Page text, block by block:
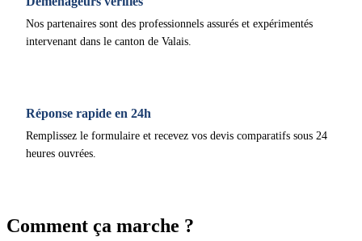
Nos partenaires sont des professionnels assurés et expérimentés
intervenant dans le canton de Valais.
Réponse rapide en 24h
Remplissez le formulaire et recevez vos devis comparatifs sous 24
heures ouvrées.
Comment ça marche ?